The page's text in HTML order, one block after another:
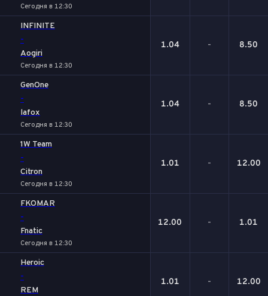
Сегодня в 12:30
INFINITE
-
Aogiri
Сегодня в 12:30
1.04 - 8.50
GenOne
-
lafox
Сегодня в 12:30
1.04 - 8.50
1W Team
-
Citron
Сегодня в 12:30
1.01 - 12.00
FKOMAR
-
Fnatic
Сегодня в 12:30
12.00 - 1.01
Heroic
-
REM
1.01 - 12.00